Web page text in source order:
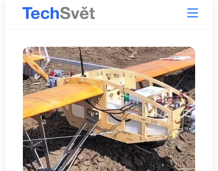
Menu